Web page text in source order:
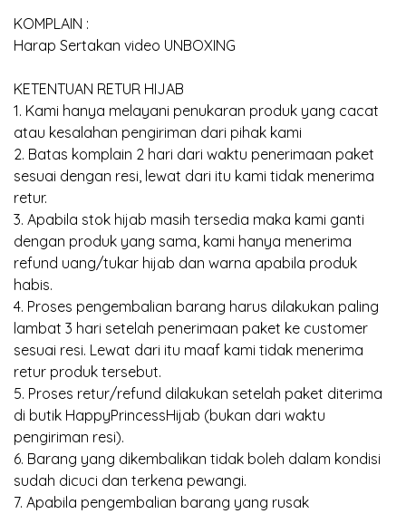
KOMPLAIN :
Harap Sertakan video UNBOXING
KETENTUAN RETUR HIJAB
1. Kami hanya melayani penukaran produk yang cacat
atau kesalahan pengiriman dari pihak kami
2. Batas komplain 2 hari dari waktu penerimaan paket
sesuai dengan resi, lewat dari itu kami tidak menerima
retur.
3. Apabila stok hijab masih tersedia maka kami ganti
dengan produk yang sama, kami hanya menerima
refund uang/tukar hijab dan warna apabila produk
habis.
4. Proses pengembalian barang harus dilakukan paling
lambat 3 hari setelah penerimaan paket ke customer
sesuai resi. Lewat dari itu maaf kami tidak menerima
retur produk tersebut.
5. Proses retur/refund dilakukan setelah paket diterima
di butik HappyPrincessHijab (bukan dari waktu
pengiriman resi).
6. Barang yang dikembalikan tidak boleh dalam kondisi
sudah dicuci dan terkena pewangi.
7. Apabila pengembalian barang yang rusak